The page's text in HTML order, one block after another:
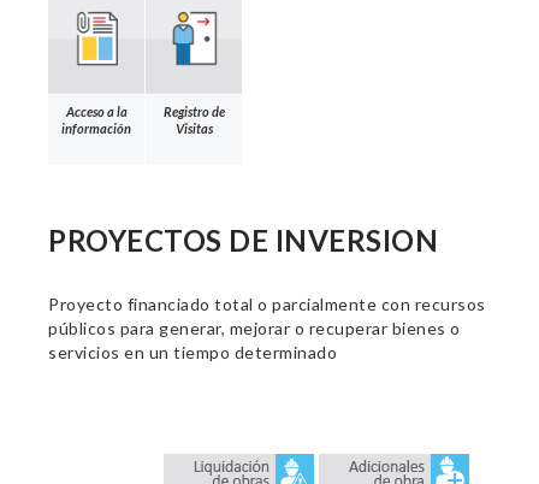
Acceso a la
información
Registro de
Visitas
PROYECTOS DE INVERSION
Proyecto financiado total o parcialmente con recursos
públicos para generar, mejorar o recuperar bienes o
servicios en un tiempo determinado